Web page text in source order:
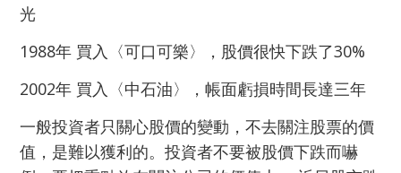
光
1988年 買入〈可口可樂〉，股價很快下跌了30%
2002年 買入〈中石油〉，帳面虧損時間長達三年
一般投資者只關心股價的變動，不去關注股票的價
值，是難以獲利的。投資者不要被股價下跌而嚇